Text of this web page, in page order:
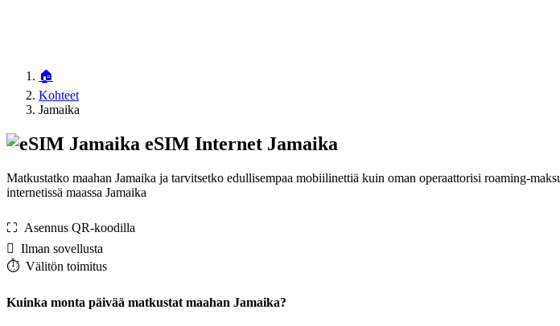
🏠
Kohteet
Jamaika
eSIM Internet Jamaika
Matkustatko maahan Jamaika ja tarvitsetko edullisempaa mobiilinettiä kuin oman operaattorisi roaming-
internetissä maassa Jamaika
⛶️️ Asennus QR-koodilla
️ Ilman sovellusta
⏱️️ Välitön toimitus
Kuinka monta päivää matkustat maahan Jamaika?